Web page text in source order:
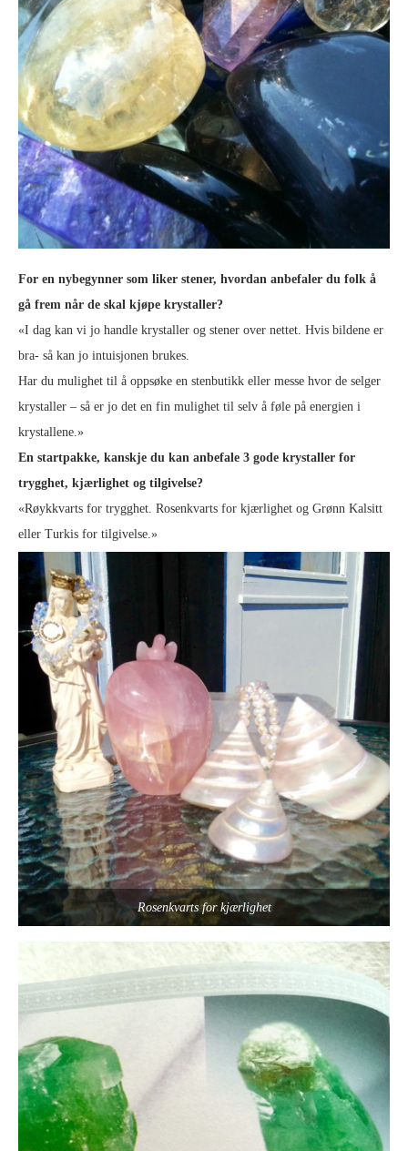
For en nybegynner som liker stener, hvordan anbefaler du folk å
gå frem når de skal kjøpe krystaller?
«I dag kan vi jo handle krystaller og stener over nettet. Hvis bildene er
bra- så kan jo intuisjonen brukes.
Har du mulighet til å oppsøke en stenbutikk eller messe hvor de selger
krystaller – så er jo det en fin mulighet til selv å føle på energien i
krystallene.»
En startpakke, kanskje du kan anbefale 3 gode krystaller for
trygghet, kjærlighet og tilgivelse?
«Røykkvarts for trygghet. Rosenkvarts for kjærlighet og Grønn Kalsitt
eller Turkis for tilgivelse.»
Rosenkvarts for kjærlighet